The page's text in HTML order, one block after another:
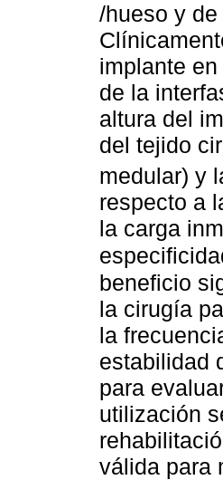
/hueso y
implante
de la
altura del
del tejido
medular) y
respecto a
la carga
beneficio
la cirugía
la
estabilidad
para
utilización
válida para